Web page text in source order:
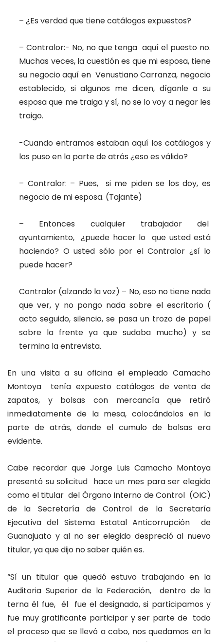
– ¿Es verdad que tiene catálogos expuestos?
– Contralor:- No, no que tenga aquí el puesto no.
Muchas veces, la cuestión es que mi esposa, tiene
su negocio aquí en Venustiano Carranza, negocio
establecido, si algunos me dicen, díganle a su
esposa que me traiga y sí, no se lo voy a negar les
traigo.
-Cuando entramos estaban aquí los catálogos y
los puso en la parte de atrás ¿eso es válido?
– Contralor: – Pues, si me piden se los doy, es
negocio de mi esposa. (Tajante)
– Entonces cualquier trabajador del
ayuntamiento, ¿puede hacer lo que usted está
haciendo? O usted sólo por el Contralor ¿sí lo
puede hacer?
Contralor (alzando la voz) – No, eso no tiene nada
que ver, y no pongo nada sobre el escritorio (
acto seguido, silencio, se pasa un trozo de papel
sobre la frente ya que sudaba mucho) y se
termina la entrevista.
En una visita a su oficina el empleado Camacho
Montoya tenía expuesto catálogos de venta de
zapatos, y bolsas con mercancía que retiró
inmediatamente de la mesa, colocándolos en la
parte de atrás, donde el cumulo de bolsas era
evidente.
Cabe recordar que Jorge Luis Camacho Montoya
presentó su solicitud hace un mes para ser elegido
como el titular del Órgano Interno de Control (OIC)
de la Secretaría de Control de la Secretaría
Ejecutiva del Sistema Estatal Anticorrupción de
Guanajuato y al no ser elegido despreció al nuevo
titular, ya que dijo no saber quién es.
“Sí un titular que quedó estuvo trabajando en la
Auditoria Superior de la Federación, dentro de la
terna él fue, él fue el designado, si participamos y
fue muy gratificante participar y ser parte de todo
el proceso que se llevó a cabo, nos quedamos en la